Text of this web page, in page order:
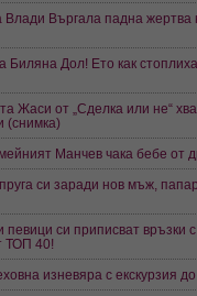
Въргала падна жертва
Биляна Дол! Ето как
Жаси от „Сделка или не“
(снимка)
Манчев чака бебе от
си заради нов мъж,
певици си приписват връзки
ТОП 40!
изневяра с екскурзия